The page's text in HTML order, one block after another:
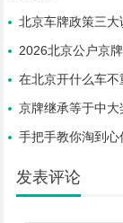
北京车牌政策三
2026北京公户京
在北京开什么车
京牌继承等于中
手把手教你淘到
发表评论